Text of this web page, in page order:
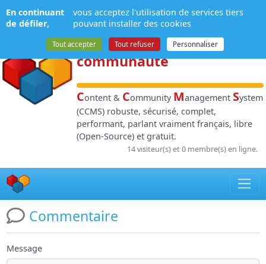
NPDS:Gestion de
contenuet de
communauté
Content & Community Management System
(CCMS) robuste, sécurisé, complet,
performant, parlant vraiment français, libre
(Open-Source) et gratuit.
14 visiteur(s) et 0 membre(s) en ligne.
Commentaire
Message
Panneau de gestion des cookies
En continuant
de défiler,
vous acceptez l'utilisation de services tiers
pouvant installer des cookies
Tout accepter Tout refuser Personnaliser